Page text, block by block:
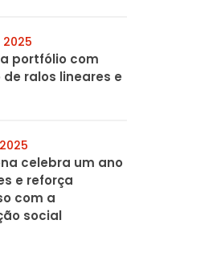
portfólio com
ralos lineares e
celebra um ano
e reforça
com a
social